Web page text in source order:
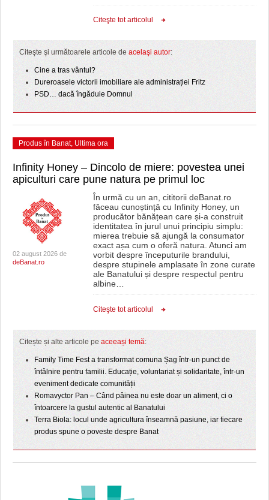
Citeşte tot articolul
Citeşte şi următoarele articole de acelaşi autor:
Cine a tras vântul?
Dureroasele victorii imobiliare ale administrației Fritz
PSD… dacă îngăduie Domnul
Produs în Banat, Ultima ora
Infinity Honey – Dincolo de miere: povestea unei
apiculturi care pune natura pe primul loc
02 august 2026 de
deBanat.ro
În urmă cu un an, cititorii deBanat.ro
făceau cunoștință cu Infinity Honey, un
producător bănățean care și-a construit
identitatea în jurul unui principiu simplu:
mierea trebuie să ajungă la consumator
exact așa cum o oferă natura. Atunci am
vorbit despre începuturile brandului,
despre stupinele amplasate în zone curate
ale Banatului și despre respectul pentru
albine…
Citeşte tot articolul
Citește și alte articole pe aceeași temă:
Family Time Fest a transformat comuna Șag într-un punct de
întâlnire pentru familii. Educație, voluntariat și solidaritate, într-un
eveniment dedicate comunității
Romavyctor Pan – Când pâinea nu este doar un aliment, ci o
întoarcere la gustul autentic al Banatului
Terra Biola: locul unde agricultura înseamnă pasiune, iar fiecare
produs spune o poveste despre Banat